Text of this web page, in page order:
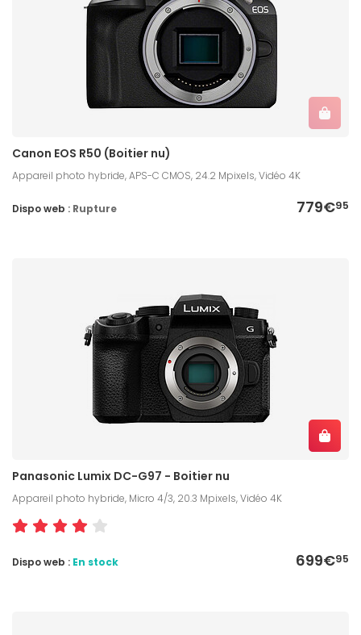
Canon EOS R50 (Boitier nu)
Appareil photo hybride, APS-C CMOS, 24.2 Mpixels, Vidéo 4K
779€95
Dispo web : Rupture
Panasonic Lumix DC-G97 - Boitier nu
Appareil photo hybride, Micro 4/3, 20.3 Mpixels, Vidéo 4K
699€95
Dispo web : En stock